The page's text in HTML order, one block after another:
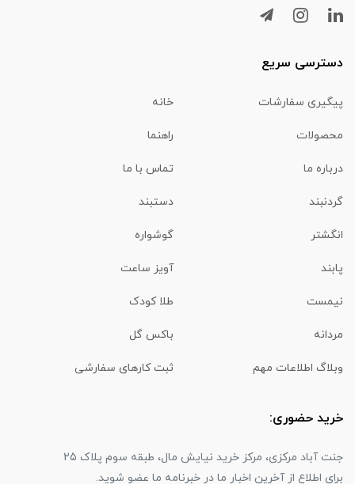
دسترسی سریع
پیگیری سفارشات خانه
محصولات راهنما
درباره ما تماس با ما
گردنبند دستبند
انگشتر گوشواره
پابند آویز ساعت
نیمست طلا کودک
مردانه باکس گل
وبلاگ اطلاعات مهم ثبت کارهای سفارشی
خرید حضوری:
جنت آباد مرکزی، مرکز خرید نیایش مال، طبقه سوم پلاک 25
برای اطلاع از آخرین اخبار ما در خبرنامه ما عضو شوید.